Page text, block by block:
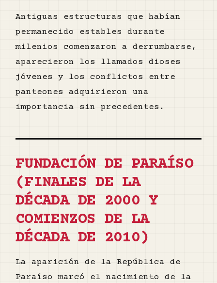
Antiguas estructuras que habían
permanecido estables durante
milenios comenzaron a derrumbarse,
aparecieron los llamados dioses
jóvenes y los conflictos entre
panteones adquirieron una
importancia sin precedentes.
FUNDACIÓN DE PARAÍSO
(FINALES DE LA
DÉCADA DE 2000 Y
COMIENZOS DE LA
DÉCADA DE 2010)
La aparición de la República de
Paraíso marcó el nacimiento de la